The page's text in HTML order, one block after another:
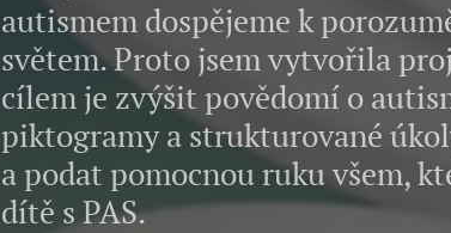
autismem dospějeme k
světem. Proto jsem vytvořila
cílem je zvýšit povědomí o
piktogramy a strukturované
a podat pomocnou ruku všem,
dítě s PAS.